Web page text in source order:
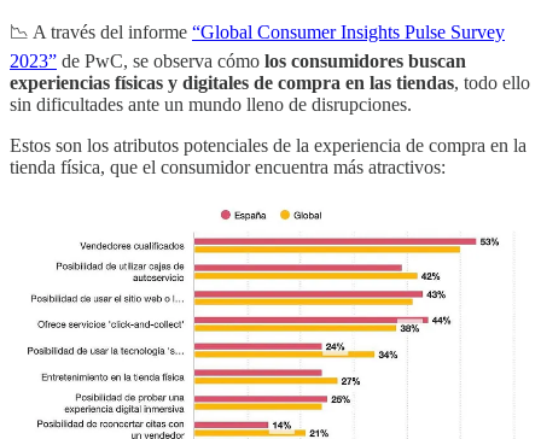
📉 A través del informe “Global Consumer Insights Pulse Survey
2023” de PwC, se observa cómo los consumidores buscan
experiencias físicas y digitales de compra en las tiendas, todo ello
sin dificultades ante un mundo lleno de disrupciones.
Estos son los atributos potenciales de la experiencia de compra en la
tienda física, que el consumidor encuentra más atractivos: